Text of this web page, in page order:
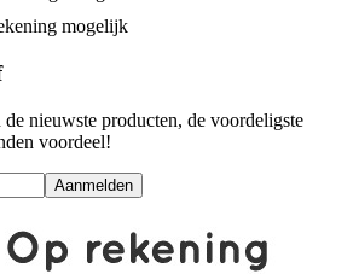
mogelijk
nieuwste producten, de voordeligste
voordeel!
Aanmelden